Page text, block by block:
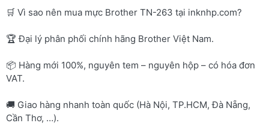
🛒 Vì sao nên mua mực Brother TN-263 tại inknhp.com?
🏆 Đại lý phân phối chính hãng Brother Việt Nam.
📦 Hàng mới 100%, nguyên tem – nguyên hộp – có hóa đơn
VAT.
🚚 Giao hàng nhanh toàn quốc (Hà Nội, TP.HCM, Đà Nẵng,
Cần Thơ, …).